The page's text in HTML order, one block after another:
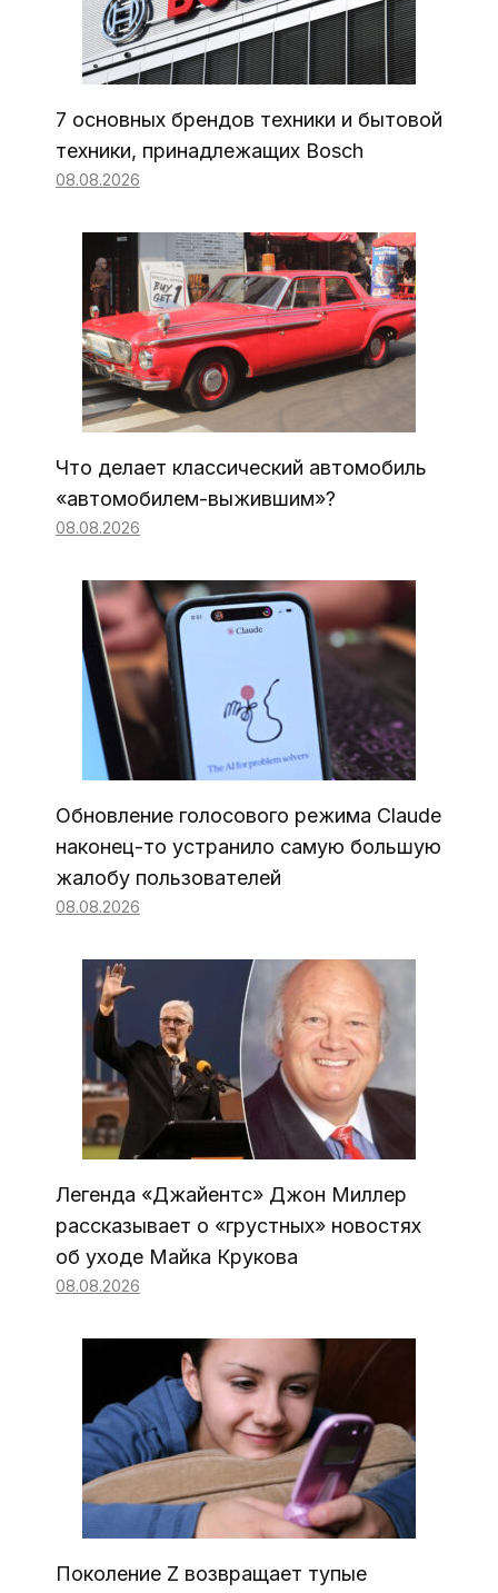
7 основных брендов техники и бытовой
техники, принадлежащих Bosch
08.08.2026
Что делает классический автомобиль
«автомобилем-выжившим»?
08.08.2026
Обновление голосового режима Claude
наконец-то устранило самую большую
жалобу пользователей
08.08.2026
Легенда «Джайентс» Джон Миллер
рассказывает о «грустных» новостях
об уходе Майка Крукова
08.08.2026
Поколение Z возвращает тупые